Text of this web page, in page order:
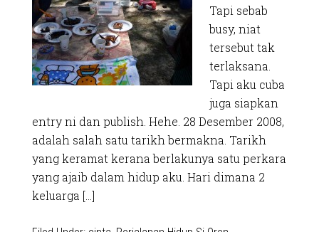
Tapi sebab
busy, niat
tersebut tak
terlaksana.
Tapi aku cuba
juga siapkan
entry ni dan publish. Hehe. 28 Desember 2008,
adalah salah satu tarikh bermakna. Tarikh
yang keramat kerana berlakunya satu perkara
yang ajaib dalam hidup aku. Hari dimana 2
keluarga […]